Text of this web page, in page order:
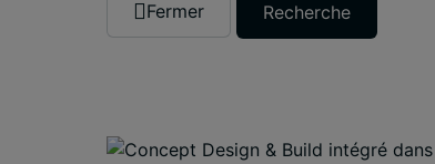
Fermer Recherche